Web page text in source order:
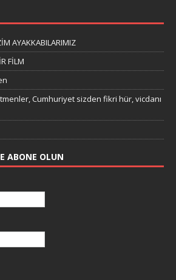
AYAKKABILARIMIZ
FİLM
Cumhuriyet sizden fikri hür, vicdanı
ABONE OLUN